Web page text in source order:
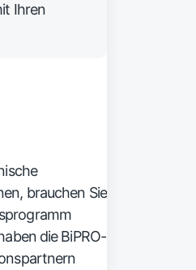
Ihren
brauchen Sie
die BiPRO-